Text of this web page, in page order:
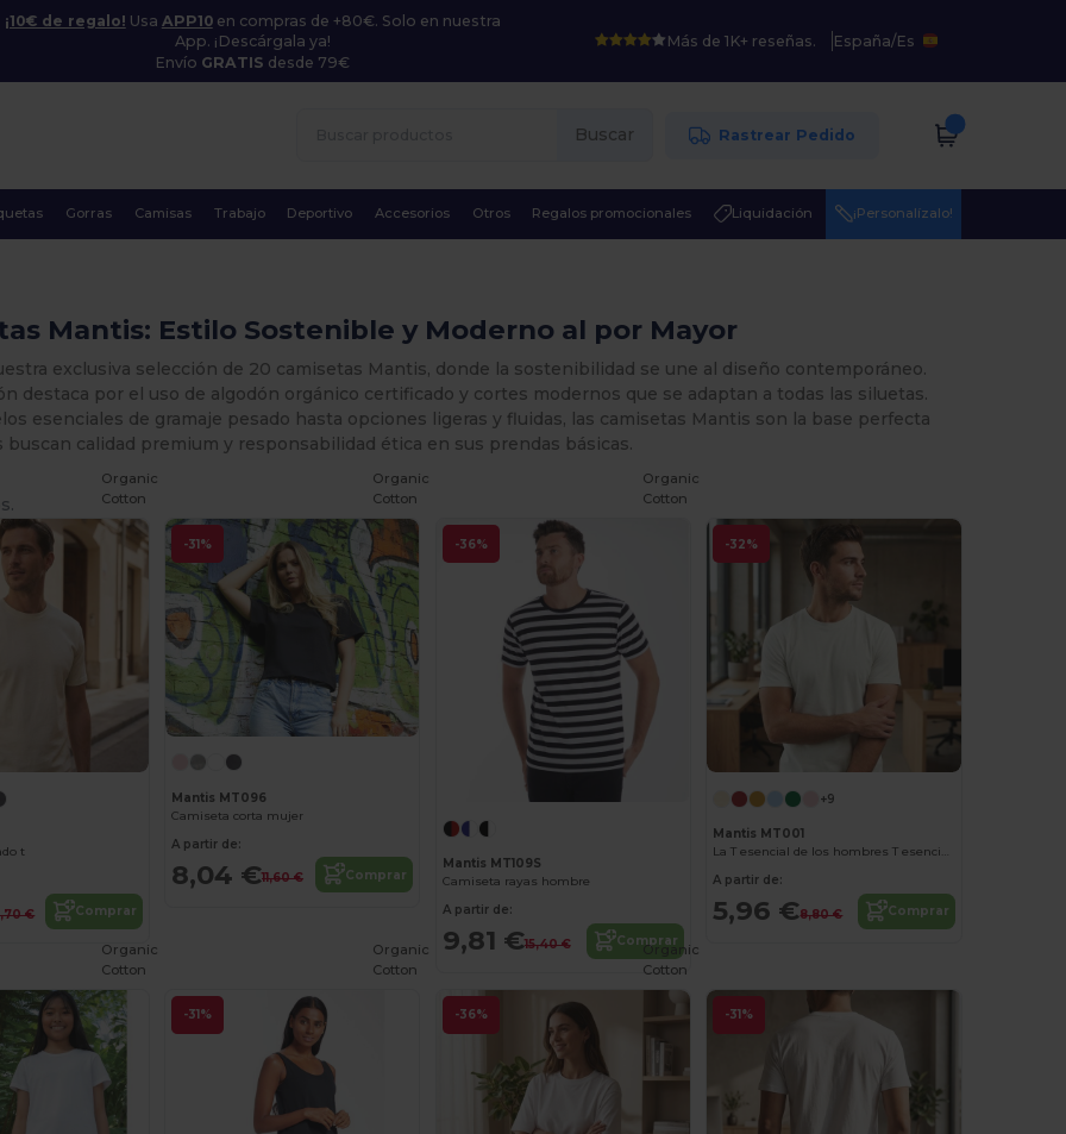
¡10€ de regalo! Usa APP10en compras de +80€. Solo en nuestra
App. ¡Descárgala ya!
Envío GRATIS desde 79€
Más de 1K+ reseñas. España/Es
Buscar Rastrear Pedido
Gorras Camisas Trabajo Deportivo Accesorios Otros Regalos promocionales Liquidación ¡Personalízalo!
Mantis: Estilo Sostenible y Moderno al por Mayor
exclusiva selección de 20 camisetas Mantis, donde la sostenibilidad se une al diseño contemporáneo.
destaca por el uso de algodón orgánico certificado y cortes modernos que se adaptan a todas las siluetas.
esenciales de gramaje pesado hasta opciones ligeras y fluidas, las camisetas Mantis son la base perfecta
buscan calidad premium y responsabilidad ética en sus prendas básicas.
t
€ Comprar
-31%
Organic
Cotton
Mantis MT096
Camiseta corta mujer
A partir de:
8,04 €11,60 € Comprar
-36%
Organic
Cotton
Mantis MT109S
Camiseta rayas hombre
A partir de:
9,81 €15,40 € Comprar
-32%
Organic
Cotton
+9
Mantis MT001
La T esencial de los hombres T esencial T
A partir de:
5,96 €8,80 € Comprar
-31%
Organic
Cotton
-36%
Organic
Cotton
-31%
Organic
Cotton